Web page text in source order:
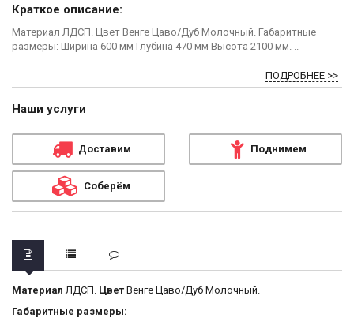
Краткое описание:
Материал ЛДСП. Цвет Венге Цаво/Дуб Молочный. Габаритные
размеры: Ширина 600 мм Глубина 470 мм Высота 2100 мм. ..
ПОДРОБНЕЕ >>
Наши услуги
Доставим Поднимем
Соберём
Материал ЛДСП. Цвет Венге Цаво/Дуб Молочный.
Габаритные размеры: